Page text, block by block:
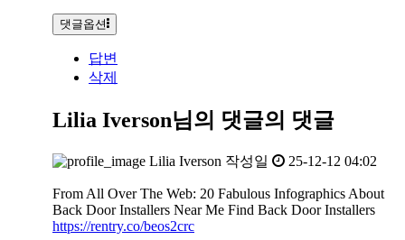
댓글옵션
답변
삭제
Lilia Iverson님의 댓글의 댓글
Lilia Iverson 작성일 25-12-12 04:02
From All Over The Web: 20 Fabulous Infographics About
Back Door Installers Near Me Find Back Door Installers
https://rentry.co/beos2crc